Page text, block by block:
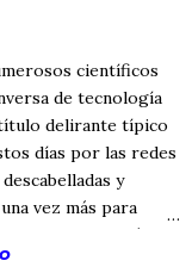
científicos
de tecnología
título delirante típico
días por las redes
y
vez más para
ponemos, quizás la
dado que la